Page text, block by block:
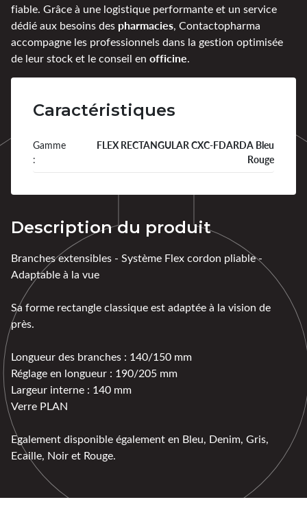
fiable. Grâce à une logistique performante et un service
dédié aux besoins des pharmacies, Contactopharma
accompagne les professionnels dans la gestion optimisée
de leur stock et le conseil en officine.
Caractéristiques
Gamme
:
FLEX RECTANGULAR CXC-FDARDA Bleu
Rouge
Description du produit
Branches extensibles - Système Flex cordon pliable -
Adaptable à la vue
Sa forme rectangle classique est adaptée à la vision de
près.
Longueur des branches : 140/150 mm
Réglage en longueur : 190/205 mm
Largeur interne : 140 mm
Verre PLAN
Egalement disponible également en Bleu, Denim, Gris,
Ecaille, Noir et Rouge.